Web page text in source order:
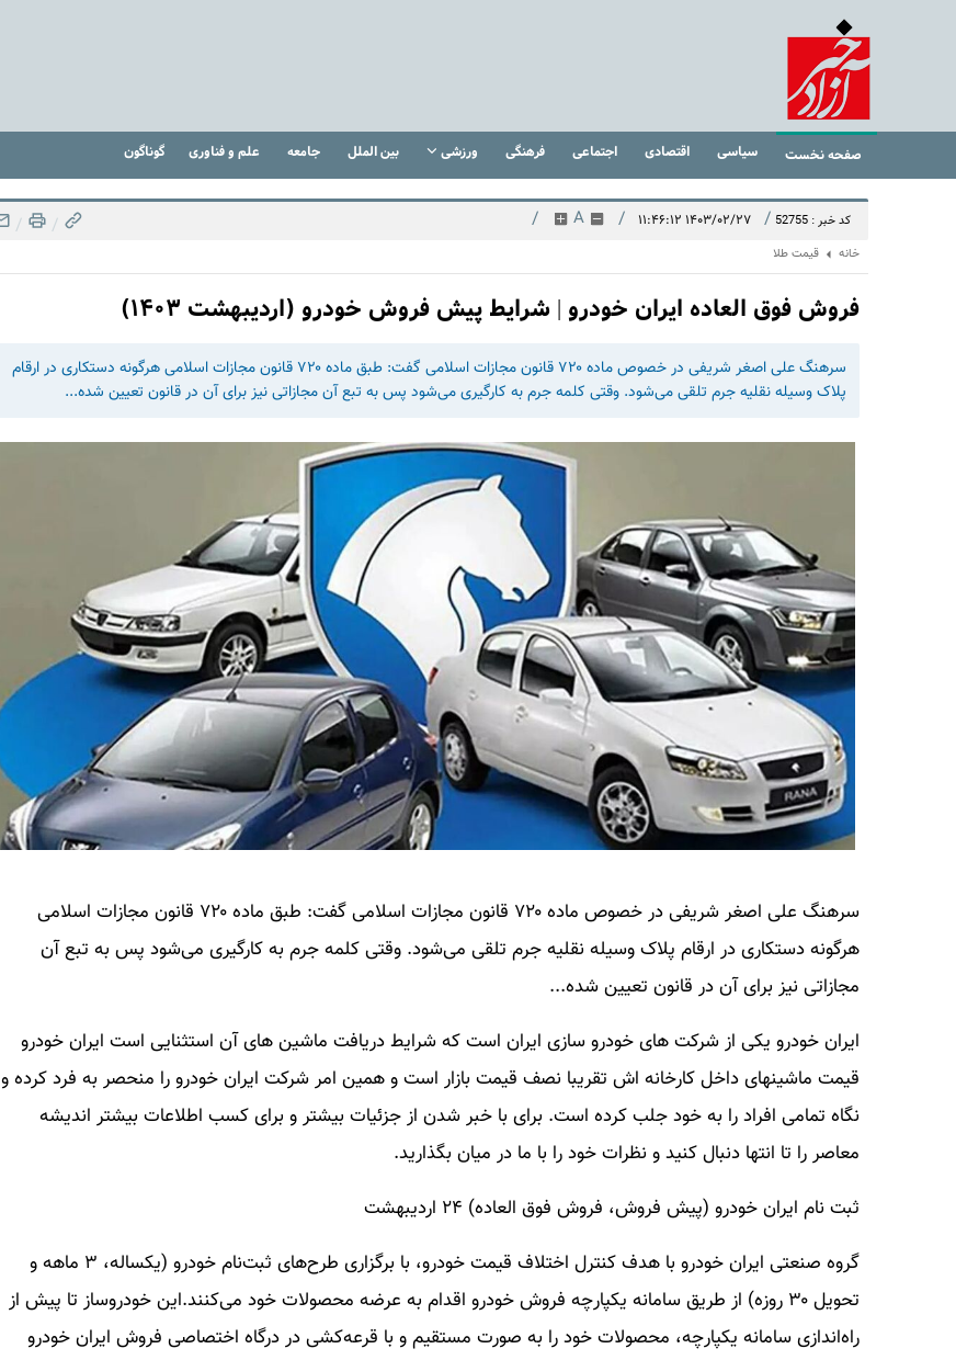
صفحه نخست سیاسی اقتصادی اجتماعی فرهنگی ورزشی بین الملل جامعه علم و فناوری گوناگون
کد خبر : 52755 / ۱۴۰۳/۰۲/۲۷ ۱۱:۴۶:۱۲ /
A
/
/
/
خانه قیمت طلا
فروش فوق العاده ایران خودرو | شرایط پیش فروش خودرو (اردیبهشت ۱۴۰۳)
سرهنگ علی اصغر شریفی در خصوص ماده ۷۲۰ قانون مجازات اسلامی گفت: طبق ماده ۷۲۰ قانون مجازات اسلامی هرگونه دستکاری در ارقام
پلاک وسیله نقلیه جرم تلقی می‌شود. وقتی کلمه جرم به کارگیری می‌شود پس به تبع آن مجازاتی نیز برای آن در قانون تعیین شده...
سرهنگ علی اصغر شریفی در خصوص ماده ۷۲۰ قانون مجازات اسلامی گفت: طبق ماده ۷۲۰ قانون مجازات اسلامی
هرگونه دستکاری در ارقام پلاک وسیله نقلیه جرم تلقی می‌شود. وقتی کلمه جرم به کارگیری می‌شود پس به تبع آن
مجازاتی نیز برای آن در قانون تعیین شده...
ایران خودرو یکی از شرکت های خودرو سازی ایران است که شرایط دریافت ماشین های آن استثنایی است ایران خودرو
قیمت ماشینهای داخل کارخانه اش تقریبا نصف قیمت بازار است و همین امر شرکت ایران خودرو را منحصر به فرد کرده و
نگاه تمامی افراد را به خود جلب کرده است. برای با خبر شدن از جزئیات بیشتر و برای کسب اطلاعات بیشتر اندیشه
معاصر را تا انتها دنبال کنید و نظرات خود را با ما در میان بگذارید.
ثبت نام ایران خودرو (پیش فروش، فروش فوق العاده) ۲۴ اردیبهشت
گروه صنعتی ایران خودرو با هدف کنترل اختلاف قیمت خودرو، با برگزاری طرح‌های ثبت‌نام خودرو (یکساله، ۳ ماهه و
تحویل ۳۰ روزه) از طریق سامانه یکپارچه فروش خودرو اقدام به عرضه محصولات خود می‌کنند.این خودروساز تا پیش از
راه‌اندازی سامانه یکپارچه، محصولات خود را به صورت مستقیم و با قرعه‌کشی در درگاه اختصاصی فروش ایران خودرو